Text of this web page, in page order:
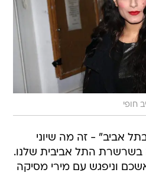
חופי
אביב" - זה מה שיוני
התל אביבית שלנו.
וניפגש עם מירי מסיקה